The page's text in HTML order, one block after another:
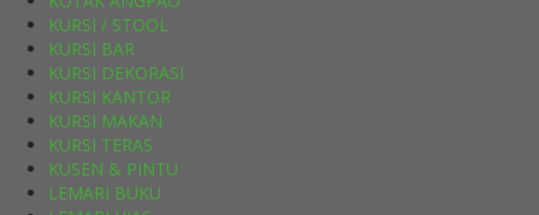
KURSI / STOOL
KURSI BAR
KURSI DEKORASI
KURSI KANTOR
KURSI MAKAN
KURSI TERAS
KUSEN & PINTU
LEMARI BUKU